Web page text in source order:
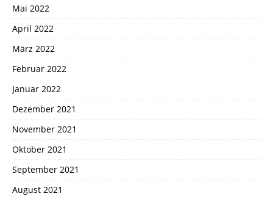
Mai 2022
April 2022
März 2022
Februar 2022
Januar 2022
Dezember 2021
November 2021
Oktober 2021
September 2021
August 2021